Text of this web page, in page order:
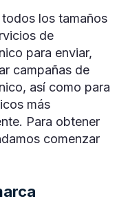
los tamaños
de
para enviar,
campañas de
así como para
más
Para obtener
comenzar